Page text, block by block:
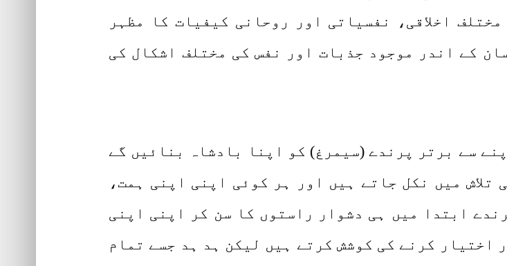
اخلاقی، نفسیاتی اور روحانی کیفیات کا مظہر
کے اندر موجود جذبات اور نفس کی مختلف اشکال کی
سے برتر پرندے (سیمرغ) کو اپنا بادشاہ بنائیں گے
میں نکل جاتے ہیں اور ہر کوئی اپنی اپنی ہمت،
ابتدا میں ہی دشوار راستوں کا سن کر اپنی اپنی
اختیار کرنے کی کوشش کرتے ہیں لیکن ہد ہد جسے تمام